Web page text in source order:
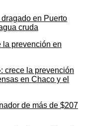
en Puerto
cruda
crece la prevención
en Chaco y el